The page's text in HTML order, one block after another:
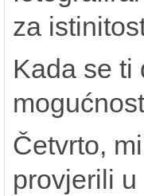
za
Kada se ti
Četvrto,
provjerili